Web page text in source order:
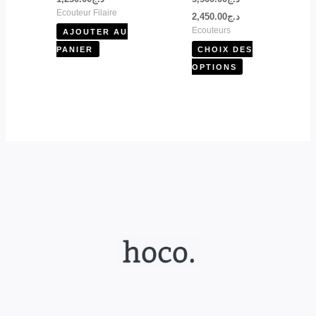
Ecouteur Filaire
AJOUTER AU
PANIER
د.ج2,450.00
Ecouteurs
CHOIX DES
OPTIONS
du
produit